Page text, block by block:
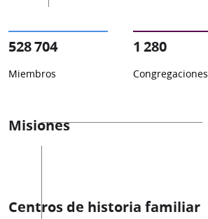
528 704
Miembros
1 280
Congregaciones
Misiones
Centros de historia familiar